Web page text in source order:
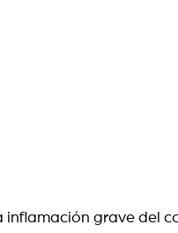
grave del